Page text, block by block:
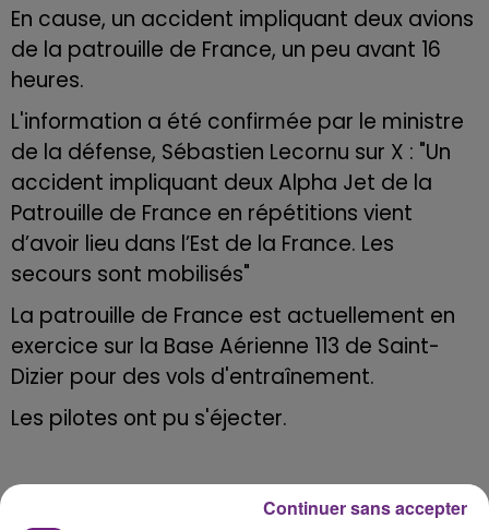
En cause, un accident impliquant deux avions
de la patrouille de France, un peu avant 16
heures.
L'information a été confirmée par le ministre
de la défense, Sébastien Lecornu sur X : "Un
accident impliquant deux Alpha Jet de la
Patrouille de France en répétitions vient
d’avoir lieu dans l’Est de la France. Les
secours sont mobilisés"
La patrouille de France est actuellement en
exercice sur la Base Aérienne 113 de Saint-
Dizier pour des vols d'entraînement.
Les pilotes ont pu s'éjecter.
Continuer sans accepter